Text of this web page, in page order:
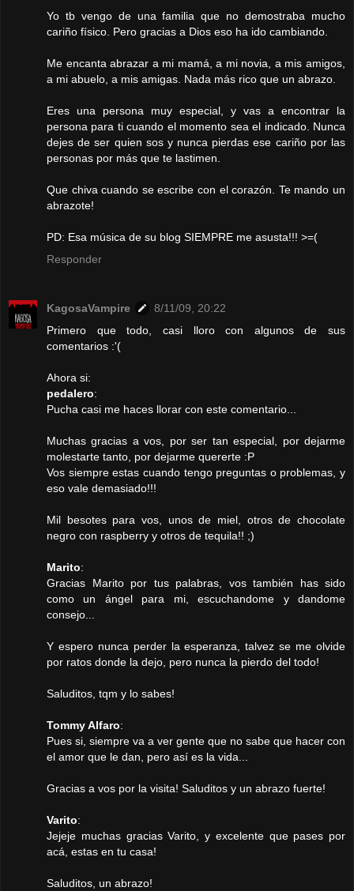
Yo tb vengo de una familia que no demostraba mucho
cariño físico. Pero gracias a Dios eso ha ido cambiando.
Me encanta abrazar a mi mamá, a mi novia, a mis amigos,
a mi abuelo, a mis amigas. Nada más rico que un abrazo.
Eres una persona muy especial, y vas a encontrar la
persona para ti cuando el momento sea el indicado. Nunca
dejes de ser quien sos y nunca pierdas ese cariño por las
personas por más que te lastimen.
Que chiva cuando se escribe con el corazón. Te mando un
abrazote!
PD: Esa música de su blog SIEMPRE me asusta!!! >=(
Responder
KagosaVampire
8/11/09, 20:22
Primero que todo, casi lloro con algunos de sus
comentarios :'(
Ahora si:
pedalero:
Pucha casi me haces llorar con este comentario...
Muchas gracias a vos, por ser tan especial, por dejarme
molestarte tanto, por dejarme quererte :P
Vos siempre estas cuando tengo preguntas o problemas, y
eso vale demasiado!!!
Mil besotes para vos, unos de miel, otros de chocolate
negro con raspberry y otros de tequila!! ;)
Marito:
Gracias Marito por tus palabras, vos también has sido
como un ángel para mi, escuchandome y dandome
consejo...
Y espero nunca perder la esperanza, talvez se me olvide
por ratos donde la dejo, pero nunca la pierdo del todo!
Saluditos, tqm y lo sabes!
Tommy Alfaro:
Pues si, siempre va a ver gente que no sabe que hacer con
el amor que le dan, pero así es la vida...
Gracias a vos por la visita! Saluditos y un abrazo fuerte!
Varito:
Jejeje muchas gracias Varito, y excelente que pases por
acá, estas en tu casa!
Saluditos, un abrazo!